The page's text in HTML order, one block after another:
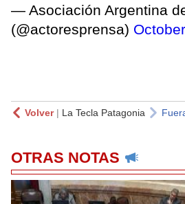
— Asociación Argentina
(@actoresprensa)
Volver| La Tecla Patagonia
OTRAS NOTAS